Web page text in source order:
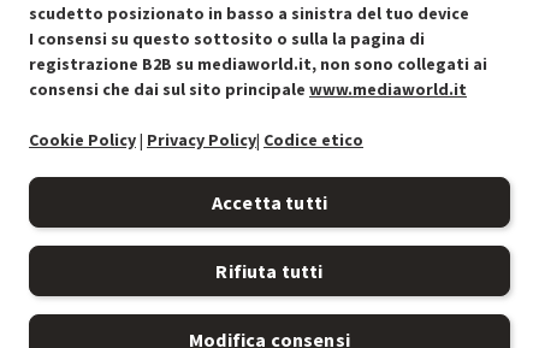
Condizioni generali di vendita Recedere dal contratto qui
scudetto posizionato in basso a sinistra del tuo device
I consensi su questo sottosito o sulla la pagina di
registrazione B2B su mediaworld.it, non sono collegati ai
consensi che dai sul sito principale www.mediaworld.it
Cookie Policy| Privacy Policy| Codice etico
Accetta tutti
Rifiuta tutti
Modifica consensi